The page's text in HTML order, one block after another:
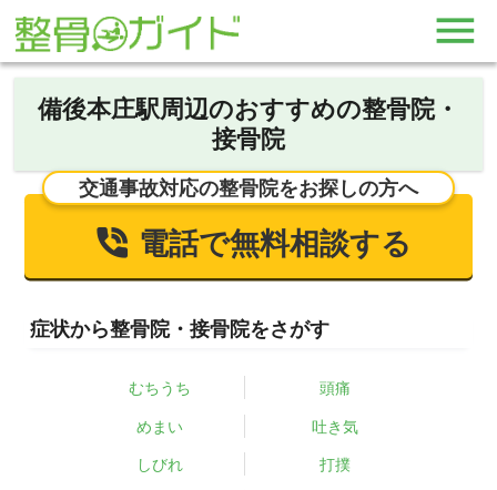
備後本庄駅周辺のおすすめの整骨院・
接骨院
交通事故対応の整骨院をお探しの方へ
電話で無料相談する
症状から整骨院・接骨院をさがす
むちうち 頭痛
めまい 吐き気
しびれ 打撲